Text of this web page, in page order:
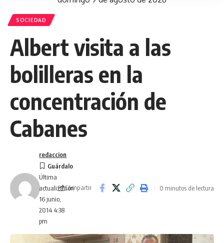
SOCIEDAD
Albert visita a las
bolilleras en la
concentración de
Cabanes
Última
actualización
16 junio,
2014 4:38
pm
redaccion
Compartir 0 minutos de lectura